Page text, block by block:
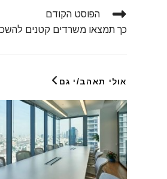
הפוסט הקודם
כך תמצאו משרדים קטנים
אולי תאהב/י גם